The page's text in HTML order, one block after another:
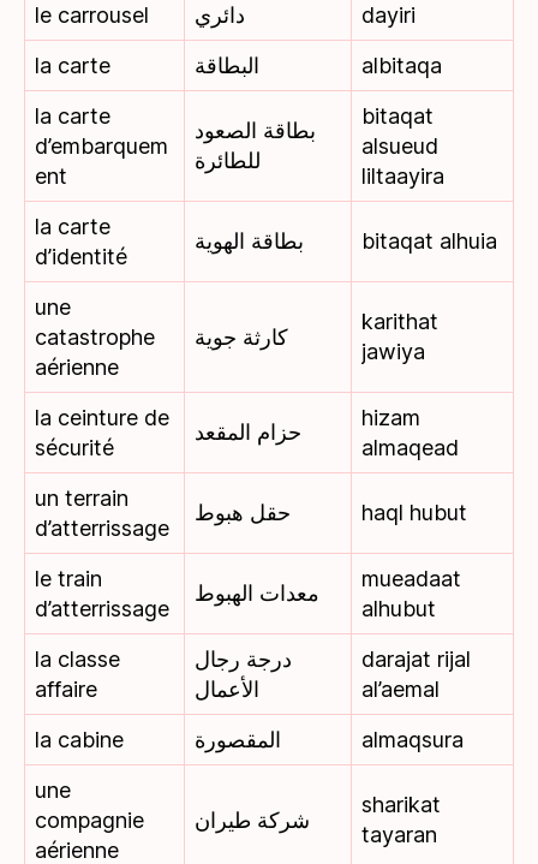
le carrousel
دائري
dayiri
la carte
البطاقة
albitaqa
la carte
d’embarquem
ent
بطاقة الصعود
للطائرة
bitaqat
alsueud
liltaayira
la carte
d’identité
بطاقة الهوية bitaqat alhuia
une
catastrophe
aérienne
كارثة جوية
karithat
jawiya
la ceinture de
sécurité
حزام المقعد
hizam
almaqead
un terrain
d’atterrissage
حقل هبوط haql hubut
le train
d’atterrissage
معدات الهبوط
mueadaat
alhubut
la classe
affaire
درجة رجال
الأعمال
darajat rijal
al’aemal
la cabine
المقصورة
almaqsura
une
compagnie
aérienne
شركة طيران
sharikat
tayaran